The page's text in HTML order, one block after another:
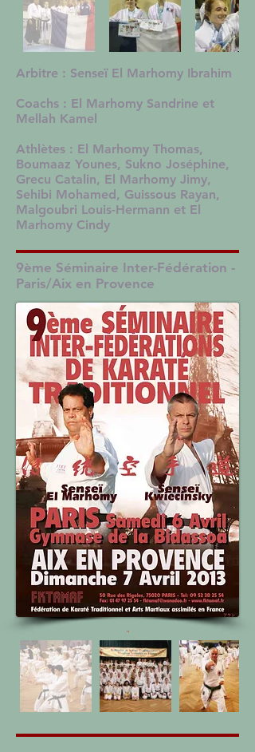
Arbitre : Senseï El Marhomy Ibrahim
Coachs : El Marhomy Sandrine et
Mellah Kamel
Athlètes : El Marhomy Thomas,
Boumaaz Younes, Sukno Joséphine,
Grecu Catalin, El Marhomy Jimy,
Sehibi Mohamed, Guissous Rayan,
Malgoubri Louis-Hermann et El
Marhomy Cindy
9ème Séminaire Inter-Fédération -
Paris/Aix en Provence